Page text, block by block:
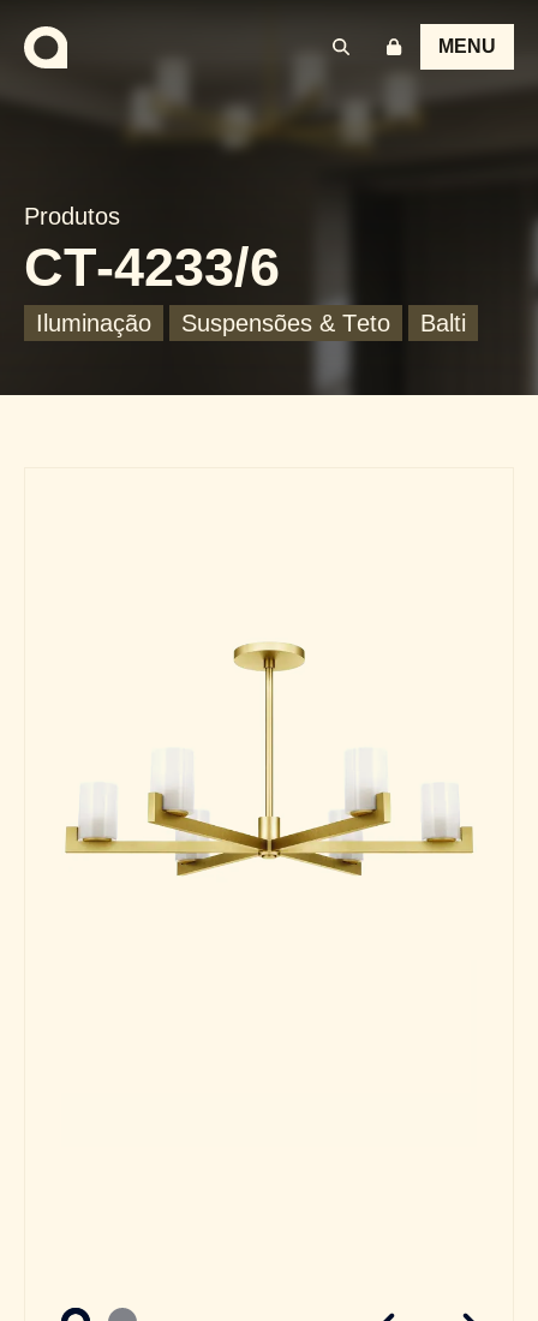
MENU
Produtos
CT-4233/6
Iluminação Suspensões & Teto Balti